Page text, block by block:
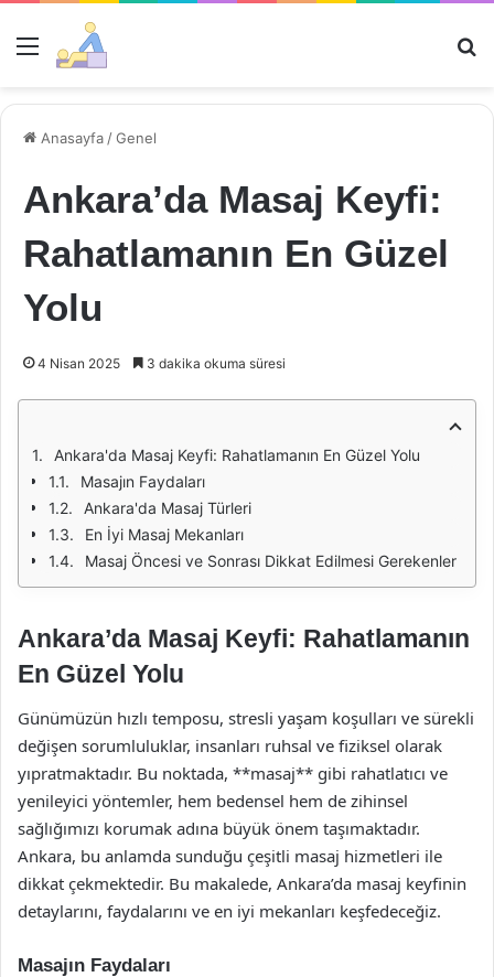
Menü
Anasayfa /Genel
Ankara’da Masaj Keyfi:
Rahatlamanın En Güzel
Yolu
4 Nisan 2025 3 dakika okuma süresi
Ankara'da Masaj Keyfi: Rahatlamanın En Güzel Yolu
Masajın Faydaları
Ankara'da Masaj Türleri
En İyi Masaj Mekanları
Masaj Öncesi ve Sonrası Dikkat Edilmesi Gerekenler
Ankara’da Masaj Keyfi: Rahatlamanın
En Güzel Yolu
Günümüzün hızlı temposu, stresli yaşam koşulları ve sürekli
değişen sorumluluklar, insanları ruhsal ve fiziksel olarak
yıpratmaktadır. Bu noktada, **masaj** gibi rahatlatıcı ve
yenileyici yöntemler, hem bedensel hem de zihinsel
sağlığımızı korumak adına büyük önem taşımaktadır.
Ankara, bu anlamda sunduğu çeşitli masaj hizmetleri ile
dikkat çekmektedir. Bu makalede, Ankara’da masaj keyfinin
detaylarını, faydalarını ve en iyi mekanları keşfedeceğiz.
Masajın Faydaları